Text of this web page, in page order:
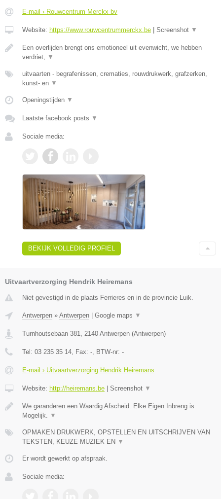
E-mail › Rouwcentrum Merckx bv
Website: https://www.rouwcentrummerckx.be | Screenshot ▼
Een overlijden brengt ons emotioneel uit evenwicht, we hebben
verdriet,
▼
uitvaarten - begrafenissen, crematies, rouwdrukwerk, grafzerken,
kunst- en ▼
Openingstijden ▼
Laatste facebook posts ▼
Sociale media:
BEKIJK VOLLEDIG PROFIEL
Uitvaartverzorging Hendrik Heiremans
Niet gevestigd in de plaats Ferrieres en in de provincie Luik.
Antwerpen » Antwerpen Google maps ▼
Turnhoutsebaan 381 2140 Antwerpen (Antwerpen)
Tel: 03 235 35 14 , Fax: - , BTW-nr: -
E-mail › Uitvaartverzorging Hendrik Heiremans
Website: http://heiremans.be Screenshot ▼
We garanderen een Waardig Afscheid. Elke Eigen Inbreng is
Mogelijk.
▼
OPMAKEN DRUKWERK, OPSTELLEN EN UITSCHRIJVEN VAN
TEKSTEN, KEUZE MUZIEK EN ▼
Er wordt gewerkt op afspraak.
Sociale media: